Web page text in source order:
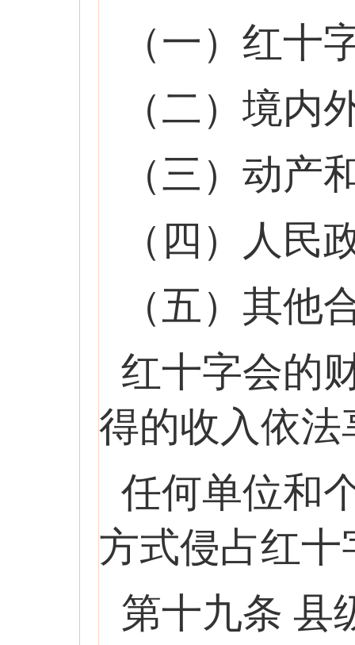
（一）红十
（二）境内
（三）动产
（四）人民
（五）其他
红十字会的
得的收入依
任何单位和
方式侵占红
第十九条 县